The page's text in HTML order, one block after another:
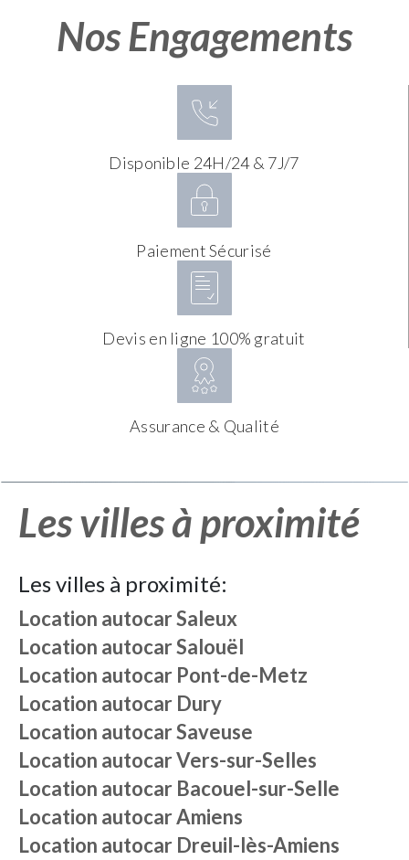
Nos Engagements
Disponible 24H/24 & 7J/7
Paiement Sécurisé
Devis en ligne 100% gratuit
Assurance & Qualité
Les villes à proximité
Les villes à proximité:
Location autocarSaleux
Location autocarSalouël
Location autocar Pont-de-Metz
Location autocar Dury
Location autocarSaveuse
Location autocarVers-sur-Selles
Location autocar Bacouel-sur-Selle
Location autocarAmiens
Location autocar Dreuil-lès-Amiens